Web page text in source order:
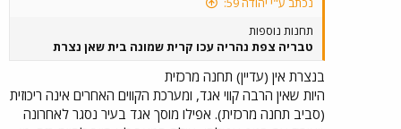
תחנות נוספות
טבריה צפת נהריה עכו קרית שמונה בית שאן נצרת
בנצרת אין (עדיין) תחנה מרכזית
היות שאין הרבה קווי אגד, ומערכת הקווים האחרים אינה ריכוזית
(סביב תחנה מרכזית). אפילו מוסך אגד בעיר נסגר לאחרונה